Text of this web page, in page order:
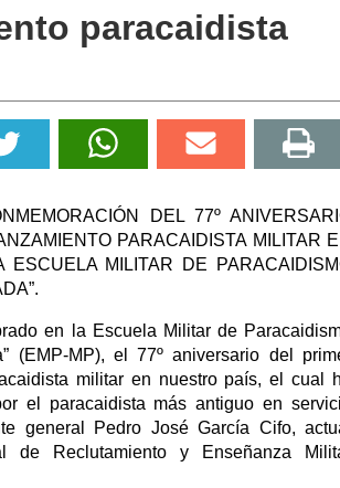
paracaidista
DEL 77º
PARACAIDISTA MILITAR
ESCUELA MILITAR DE
en la Escuela Militar de
(EMP-MP), el 77º aniversario del
militar en nuestro país, el cual
el paracaidista más antiguo en
general Pedro José García Cifo,
de Reclutamiento y Enseñanza